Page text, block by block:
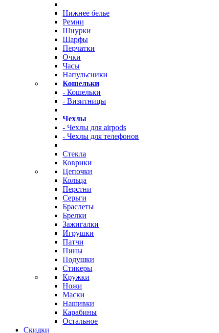
Нижнее белье
Ремни
Шнурки
Шарфы
Перчатки
Очки
Часы
Напульсники
Кошельки
- Кошельки
- Визитницы
Чехлы
- Чехлы для airpods
- Чехлы для телефонов
Стекла
Коврики
Цепочки
Кольца
Перстни
Серьги
Браслеты
Брелки
Зажигалки
Игрушки
Патчи
Пины
Подушки
Стикеры
Кружки
Ножи
Маски
Нашивки
Карабины
Остальное
Скидки